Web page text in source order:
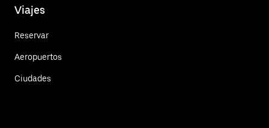
Viajes
Reservar
Aeropuertos
Ciudades